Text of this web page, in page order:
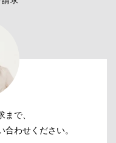
まで、
合わせください。